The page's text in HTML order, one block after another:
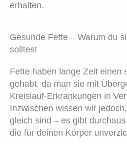
erhalten.
Gesunde Fette – Warum du
solltest
Fette haben lange Zeit einen
gehabt, da man sie mit
Kreislauf-Erkrankungen in
Inzwischen wissen wir
gleich sind – es gibt
die für deinen Körper